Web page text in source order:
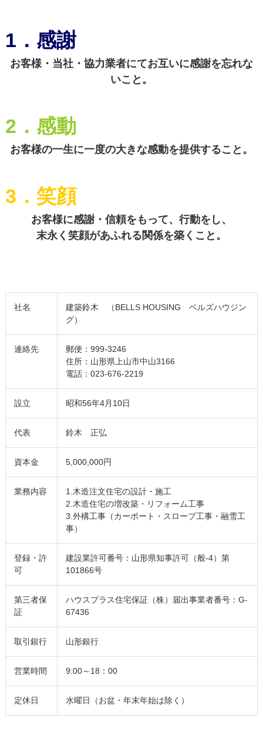
1．感謝
お客様・当社・協力業者にてお互いに感謝を忘れな
いこと。
2．感動
お客様の一生に一度の大きな感動を提供すること。
3．笑顔
お客様に感謝・信頼をもって、行動をし、
末永く笑顔があふれる関係を築くこと。
社名
建築鈴木 （BELLS HOUSING ベルズハウジン
グ）
連絡先
郵便：999-3246
住所：山形県上山市中山3166
電話：023-676-2219
設立 昭和56年4月10日
代表 鈴木 正弘
資本金 5,000,000円
業務内容
1.木造注文住宅の設計・施工
2.木造住宅の増改築・リフォーム工事
3.外構工事（カーポート・スロープ工事・融雪工
事）
登録・許
可
建設業許可番号：山形県知事許可（般-4）第
101866号
第三者保
証
ハウスプラス住宅保証（株）届出事業者番号：G-
67436
取引銀行 山形銀行
営業時間 9:00～18：00
定休日 水曜日（お盆・年末年始は除く）